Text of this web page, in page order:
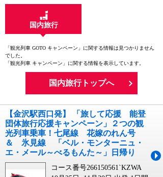
国内旅行
「観光列車 GOTO キャンペーン」に関する情報は見つかりません
でした。
「観光列車 キャンペーン」に関する情報を表示しています。
国内旅行トップへ
【金沢駅西口発】 「旅して応援 能登
団体旅行応援キャンペーン」２つの観
光列車乗車！七尾線 花嫁のれん号
＆ 氷見線 「ベル・モンターニュ・
エ・メール～べるもんた～」日帰り
コース番号266150561`KZWA